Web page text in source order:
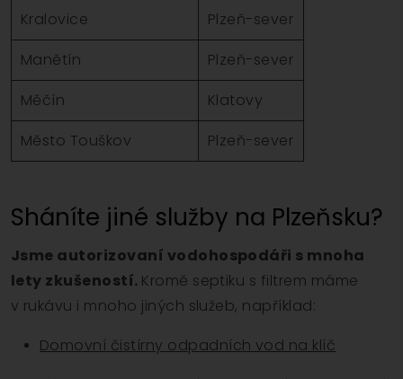
Kralovice
Plzeň-sever
Manětín
Plzeň-sever
Měčín
Klatovy
Město Touškov
Plzeň-sever
Sháníte jiné služby na Plzeňsku?
Jsme autorizovaní vodohospodáři s mnoha
lety zkušeností. Kromě septiku s filtrem máme
v rukávu i mnoho jiných služeb, například:
Domovní čistírny odpadních vod na klíč